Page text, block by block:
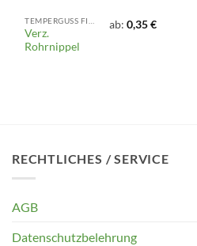
Verz.
Rohrnippel
ab: 0,35€
RECHTLICHES / SERVICE
AGB
Datenschutzbelehrung